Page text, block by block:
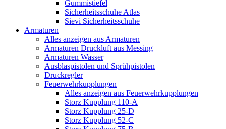
Gummistiefel
Sicherheitsschuhe Atlas
Sievi Sicherheitsschuhe
Armaturen
Alles anzeigen aus Armaturen
Armaturen Druckluft aus Messing
Armaturen Wasser
Ausblaspistolen und Sprühpistolen
Druckregler
Feuerwehrkupplungen
Alles anzeigen aus Feuerwehrkupplungen
Storz Kupplung 110-A
Storz Kupplung 25-D
Storz Kupplung 52-C